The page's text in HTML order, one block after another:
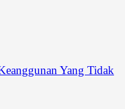
Yang Tidak